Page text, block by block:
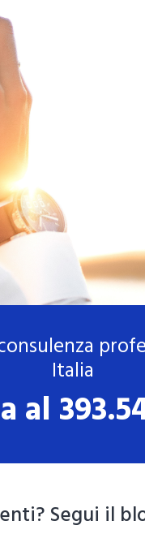
Italia
al
Segui il